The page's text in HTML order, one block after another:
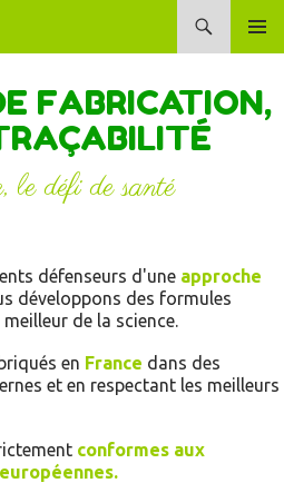
FABRICATION,
le défi de santé
défenseurs d'une approche
développons des formules
de la science.
en France dans des
et en respectant les meilleurs
conformes aux